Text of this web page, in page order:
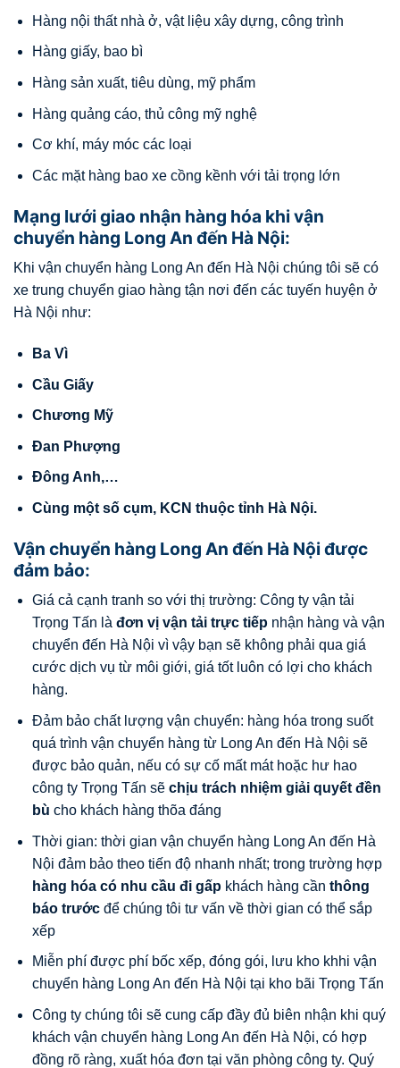
Hàng nội thất nhà ở, vật liệu xây dựng, công trình
Hàng giấy, bao bì
Hàng sản xuất, tiêu dùng, mỹ phẩm
Hàng quảng cáo, thủ công mỹ nghệ
Cơ khí, máy móc các loại
Các mặt hàng bao xe cồng kềnh với tải trọng lớn
Mạng lưới giao nhận hàng hóa khi vận
chuyển hàng Long An đến Hà Nội:
Khi vận chuyển hàng Long An đến Hà Nội chúng tôi sẽ có
xe trung chuyển giao hàng tận nơi đến các tuyến huyện ở
Hà Nội như:
Ba Vì
Cầu Giấy
Chương Mỹ
Đan Phượng
Đông Anh,…
Cùng một số cụm, KCN thuộc tỉnh Hà Nội.
Vận chuyển hàng Long An đến Hà Nội được
đảm bảo:
Giá cả cạnh tranh so với thị trường: Công ty vận tải
Trọng Tấn là đơn vị vận tải trực tiếpnhận hàng và vận
chuyển đến Hà Nội vì vậy bạn sẽ không phải qua giá
cước dịch vụ từ môi giới, giá tốt luôn có lợi cho khách
hàng.
Đảm bảo chất lượng vận chuyển: hàng hóa trong suốt
quá trình vận chuyển hàng từ Long An đến Hà Nội sẽ
được bảo quản, nếu có sự cố mất mát hoặc hư hao
công ty Trọng Tấn sẽ chịu trách nhiệm giải quyết đền
bù cho khách hàng thõa đáng
Thời gian: thời gian vận chuyển hàng Long An đến Hà
Nội đảm bảo theo tiến độ nhanh nhất; trong trường hợp
hàng hóa có nhu cầu đi gấpkhách hàng cần thông
báo trướcđể chúng tôi tư vấn về thời gian có thể sắp
xếp
Miễn phí được phí bốc xếp, đóng gói, lưu kho khhi vận
chuyển hàng Long An đến Hà Nội tại kho bãi Trọng Tấn
Công ty chúng tôi sẽ cung cấp đầy đủ biên nhận khi quý
khách vận chuyển hàng Long An đến Hà Nội, có hợp
đồng rõ ràng, xuất hóa đơn tại văn phòng công ty. Quý